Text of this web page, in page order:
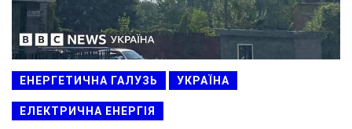
ЕНЕРГЕТИЧНА ГАЛУЗЬ УКРАЇНА
ЕЛЕКТРИЧНА ЕНЕРГІЯ